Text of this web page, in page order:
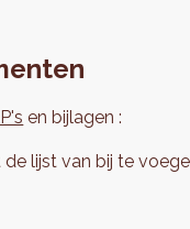
en bijlagen :
de lijst van bij te